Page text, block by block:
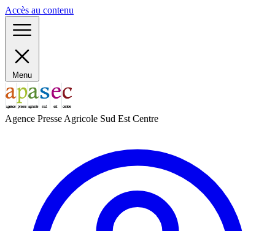
Accès au contenu
Menu
Agence Presse Agricole Sud Est Centre
Panneau de gestion des cookies